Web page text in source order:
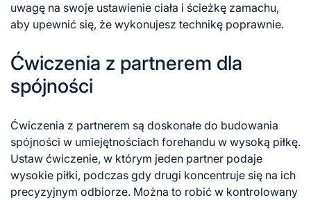
uwagę na swoje ustawienie ciała i ścieżkę zamachu,
aby upewnić się, że wykonujesz technikę poprawnie.
Ćwiczenia z partnerem dla
spójności
Ćwiczenia z partnerem są doskonałe do budowania
spójności w umiejętnościach forehandu w wysoką piłkę.
Ustaw ćwiczenie, w którym jeden partner podaje
wysokie piłki, podczas gdy drugi koncentruje się na ich
precyzyjnym odbiorze. Można to robić w kontrolowany